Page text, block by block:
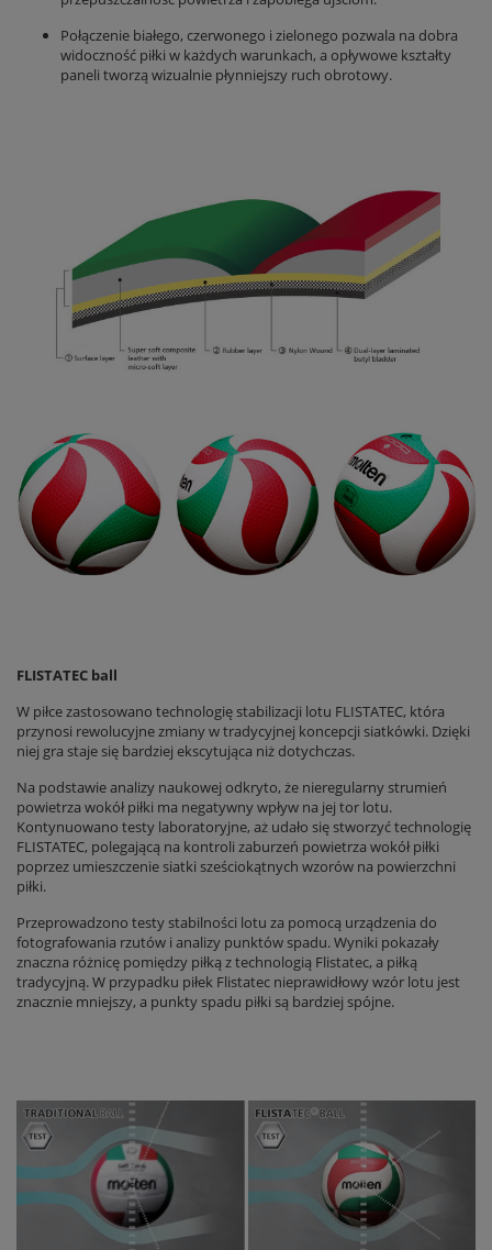
Połączenie białego, czerwonego i zielonego pozwala na dobra
widoczność piłki w każdych warunkach, a opływowe kształty
paneli tworzą wizualnie płynniejszy ruch obrotowy.
FLISTATEC ball
W piłce zastosowano technologię stabilizacji lotu FLISTATEC, która
przynosi rewolucyjne zmiany w tradycyjnej koncepcji siatkówki. Dzięki
niej gra staje się bardziej ekscytująca niż dotychczas.
Na podstawie analizy naukowej odkryto, że nieregularny strumień
powietrza wokół piłki ma negatywny wpływ na jej tor lotu.
Kontynuowano testy laboratoryjne, aż udało się stworzyć technologię
FLISTATEC, polegającą na kontroli zaburzeń powietrza wokół piłki
poprzez umieszczenie siatki sześciokątnych wzorów na powierzchni
piłki.
Przeprowadzono testy stabilności lotu za pomocą urządzenia do
fotografowania rzutów i analizy punktów spadu. Wyniki pokazały
znaczna różnicę pomiędzy piłką z technologią Flistatec, a piłką
tradycyjną. W przypadku piłek Flistatec nieprawidłowy wzór lotu jest
znacznie mniejszy, a punkty spadu piłki są bardziej spójne.